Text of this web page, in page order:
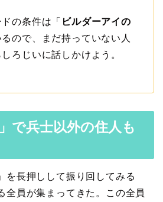
の条件は「 ビルダーアイの
るので、まだ持っていない人
ろじいに話しかけよう。
で兵士以外の住人も
」を長押しして振り回してみる
全員が集まってきた。この全員